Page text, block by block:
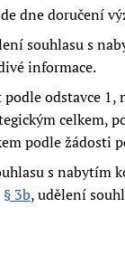
dne doručení
souhlasu s
informace.
odstavce 1,
celkem,
podle žádosti
s nabytím
§ 3b, udělení